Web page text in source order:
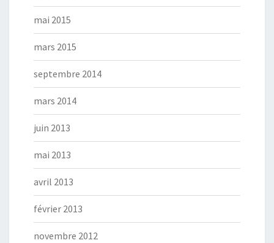
mai 2015
mars 2015
septembre 2014
mars 2014
juin 2013
mai 2013
avril 2013
février 2013
novembre 2012